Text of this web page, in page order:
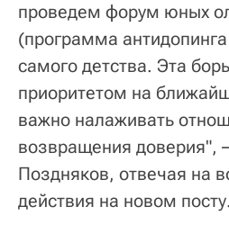
проведем форум юных
(программа
самого детства. Эта
приоритетом на
важно налаживать
возвращения доверия",
Поздняков, отвечая на
действия на новом посту.